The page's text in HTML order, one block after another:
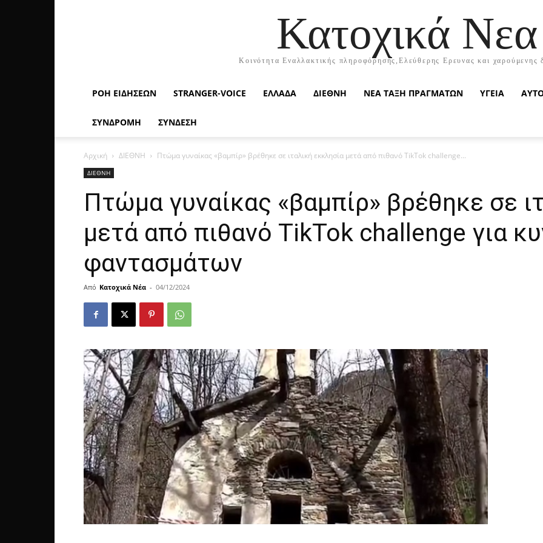
Κατοχικά Νεα
Κοινότητα Εναλλακτικής πληροφόρησης,Ελεύθερης Ερευνας και χαρούμενης
ΡΟΉ ΕΙΔΉΣΕΩΝ STRANGER-VOICE ΕΛΛΑΔΑ ΔΙΕΘΝΗ ΝΕΑ ΤΑΞΗ ΠΡΑΓΜΑΤΩΝ ΥΓΕΙΑ
ΣΥΝΔΡΟΜΗ ΣΥΝΔΕΣΗ
Αρχική ΔΙΕΘΝΗ Πτώμα γυναίκας «βαμπίρ» βρέθηκε σε ιταλική εκκλησία μετά από πιθανό TikTok challenge...
ΔΙΕΘΝΗ
Πτώμα γυναίκας «βαμπίρ» βρέθηκε σε
μετά από πιθανό TikTok challenge για
φαντασμάτων
Από Κατοχικά Νέα - 04/12/2024